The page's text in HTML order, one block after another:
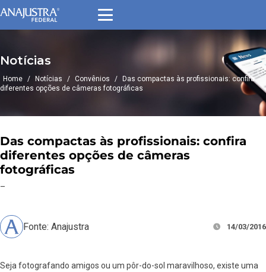
Notícias
Home / Notícias / Convênios /
Das compactas às profissionais: confira
diferentes opções de câmeras fotográficas
Das compactas às profissionais: confira
diferentes opções de câmeras
fotográficas
–
Fonte: Anajustra 14/03/2016
Seja fotografando amigos ou um pôr-do-sol maravilhoso, existe uma